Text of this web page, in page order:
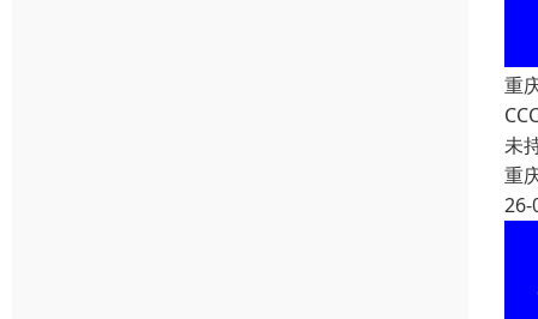
重
未
重
26-